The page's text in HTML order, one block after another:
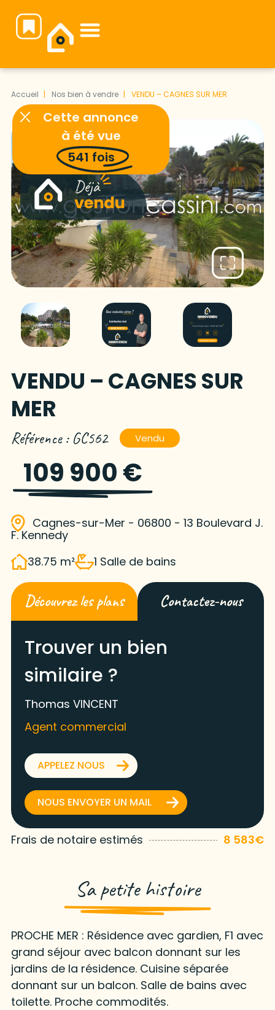
Accueil Nos bien à vendre VENDU – CAGNES SUR MER
VENDU – CAGNES SUR
MER
Référence : GC562 Vendu
109 900 €
Cagnes-sur-Mer - 06800 - 13 Boulevard J.
F. Kennedy
38.75 m²
1 Salle de bains
Découvrez les plans Contactez-nous
Trouver un bien
similaire ?
Thomas VINCENT
Agent commercial
APPELEZ NOUS
NOUS ENVOYER UN MAIL
Frais de notaire estimés 8 583€
Sa petite histoire
PROCHE MER : Résidence avec gardien, F1 avec
grand séjour avec balcon donnant sur les
jardins de la résidence. Cuisine séparée
donnant sur un balcon. Salle de bains avec
toilette. Proche commodités.
Cette annonce
à été vue
541 fois